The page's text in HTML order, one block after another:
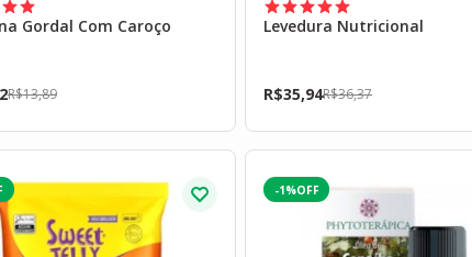
Gordal Com Caroço
R$13,89
Levedura Nutricional
R$36,37
R$35,94
-1%